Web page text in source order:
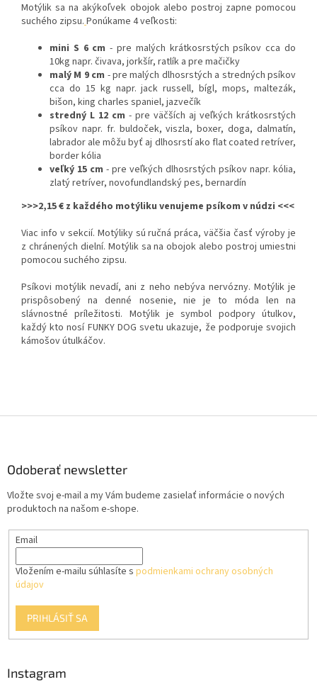
Motýlik sa na akýkoľvek obojok alebo postroj zapne pomocou
suchého zipsu. Ponúkame 4 veľkosti:
mini S 6 cm - pre malých krátkosrstých psíkov cca do
10kg napr. čivava, jorkšír, ratlík a pre mačičky
malý M 9 cm - pre malých dlhosrstých a stredných psíkov
cca do 15 kg napr. jack russell, bígl, mops, maltezák,
bišon, king charles spaniel, jazvečík
stredný L 12 cm - pre väčších aj veľkých krátkosrstých
psíkov napr. fr. buldoček, viszla, boxer, doga, dalmatín,
labrador ale môžu byť aj dlhosrstí ako flat coated retríver,
border kólia
veľký 15 cm - pre veľkých dlhosrstých psíkov napr. kólia,
zlatý retríver, novofundlandský pes, bernardín
>>>2,15 € z každého motýliku venujeme psíkom v núdzi <<<
Viac info v sekcií. Motýliky sú ručná práca, väčšia časť výroby je
z chránených dielní. Motýlik sa na obojok alebo postroj umiestni
pomocou suchého zipsu.
Psíkovi motýlik nevadí, ani z neho nebýva nervózny. Motýlik je
prispôsobený na denné nosenie, nie je to móda len na
slávnostné príležitosti. Motýlik je symbol podpory útulkov,
každý kto nosí FUNKY DOG svetu ukazuje, že podporuje svojich
kámošov útulkáčov.
Odoberať newsletter
Vložte svoj e-mail a my Vám budeme zasielať informácie o nových
produktoch na našom e-shope.
Email
Vložením e-mailu súhlasíte s podmienkami ochrany osobných
údajov
PRIHLÁSIŤ SA
Instagram